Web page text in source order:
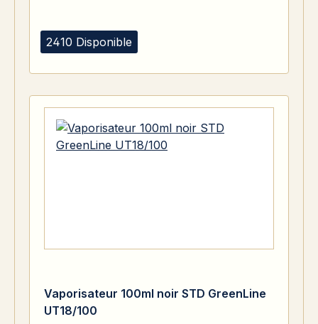
2410 Disponible
Vaporisateur 100ml noir STD GreenLine
UT18/100